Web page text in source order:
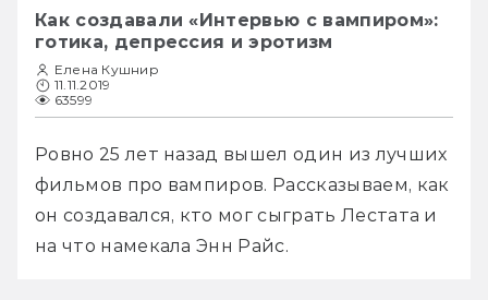
Как создавали «Интервью с вампиром»:
готика, депрессия и эротизм
Елена Кушнир
11.11.2019
63599
Ровно 25 лет назад вышел один из лучших
фильмов про вампиров. Рассказываем, как
он создавался, кто мог сыграть Лестата и
на что намекала Энн Райс.